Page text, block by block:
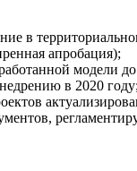
в
апробация);
модели
в 2020 году;